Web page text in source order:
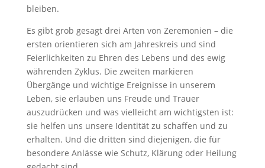
bleiben.
Es gibt grob gesagt drei Arten von Zeremonien – die
ersten orientieren sich am Jahreskreis und sind
Feierlichkeiten zu Ehren des Lebens und des ewig
währenden Zyklus. Die zweiten markieren
Übergänge und wichtige Ereignisse in unserem
Leben, sie erlauben uns Freude und Trauer
auszudrücken und was vielleicht am wichtigsten ist:
sie helfen uns unsere Identität zu schaffen und zu
erhalten. Und die dritten sind diejenigen, die für
besondere Anlässe wie Schutz, Klärung oder Heilung